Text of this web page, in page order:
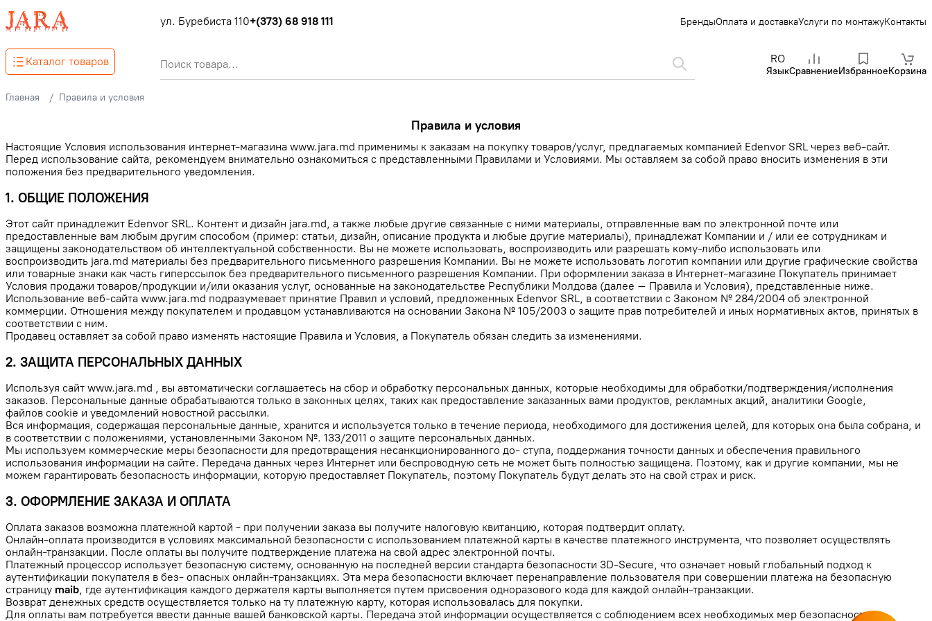
ул. Буребиста 110+(373) 68 918 111 БрендыОплата и доставкаУслуги по монтажуКонтакты
Каталог товаров RO
ЯзыкСравнениеИзбранноеКорзина
Главная Правила и условия
Правила и условия
Настоящие Условия использования интернет-магазина www.jara.md применимы к заказам на покупку товаров/услуг, предлагаемых компанией Edenvor SRL через веб-сайт.
Перед использование сайта, рекомендуем внимательно ознакомиться с представленными Правилами и Условиями. Мы оставляем за собой право вносить изменения в эти
положения без предварительного уведомления.
1. ОБЩИЕ ПОЛОЖЕНИЯ
Этот сайт принадлежит Edenvor SRL. Контент и дизайн jara.md, а также любые другие связанные с ними материалы, отправленные вам по электронной почте или
предоставленные вам любым другим способом (пример: статьи, дизайн, описание продукта и любые другие материалы), принадлежат Компании и / или ее сотрудникам и
защищены законодательством об интеллектуальной собственности. Вы не можете использовать, воспроизводить или разрешать кому-либо использовать или
воспроизводить jara.md материалы без предварительного письменного разрешения Компании. Вы не можете использовать логотип компании или другие графические свойства
или товарные знаки как часть гиперссылок без предварительного письменного разрешения Компании. При оформлении заказа в Интернет-магазине Покупатель принимает
Условия продажи товаров/продукции и/или оказания услуг, основанные на законодательстве Республики Молдова (далее – Правила и Условия), представленные ниже.
Использование веб-сайта www.jara.md подразумевает принятие Правил и условий, предложенных Edenvor SRL, в соответствии с Законом № 284/2004 об электронной
коммерции. Отношения между покупателем и продавцом устанавливаются на основании Закона № 105/2003 о защите прав потребителей и иных нормативных актов, принятых в
соответствии с ним.
Продавец оставляет за собой право изменять настоящие Правила и Условия, а Покупатель обязан следить за изменениями.
2. ЗАЩИТА ПЕРСОНАЛЬНЫХ ДАННЫХ
Используя сайт www.jara.md , вы автоматически соглашаетесь на сбор и обработку персональных данных, которые необходимы для обработки/подтверждения/исполнения
заказов. Персональные данные обрабатываются только в законных целях, таких как предоставление заказанных вами продуктов, рекламных акций, аналитики Google,
файлов cookie и уведомлений новостной рассылки.
Вся информация, содержащая персональные данные, хранится и используется только в течение периода, необходимого для достижения целей, для которых она была собрана, и
в соответствии с положениями, установленными Законом №. 133/2011 о защите персональных данных.
Мы используем коммерческие меры безопасности для предотвращения несанкционированного до- ступа, поддержания точности данных и обеспечения правильного
использования информации на сайте. Передача данных через Интернет или беспроводную сеть не может быть полностью защищена. Поэтому, как и другие компании, мы не
можем гарантировать безопасность информации, которую предоставляет Покупатель, поэтому Покупатель будут делать это на свой страх и риск.
3. ОФОРМЛЕНИЕ ЗАКАЗА И ОПЛАТА
Оплата заказов возможна платежной картой - при получении заказа вы получите налоговую квитанцию, которая подтвердит оплату.
Онлайн-оплата производится в условиях максимальной безопасности с использованием платежной карты в качестве платежного инструмента, что позволяет осуществлять
онлайн-транзакции. После оплаты вы получите подтверждение платежа на свой адрес электронной почты.
Платежный процессор использует безопасную систему, основанную на последней версии стандарта безопасности 3D-Secure, что означает новый глобальный подход к
аутентификации покупателя в без- опасных онлайн-транзакциях. Эта мера безопасности включает перенаправление пользователя при совершении платежа на безопасную
страницу maib, где аутентификация каждого держателя карты выполняется путем присвоения одноразового кода для каждой онлайн-транзакции.
Возврат денежных средств осуществляется только на ту платежную карту, которая использовалась для покупки.
Для оплаты вам потребуется ввести данные вашей банковской карты. Передача этой информации осуществляется с соблюдением всех необходимых мер безопасности.